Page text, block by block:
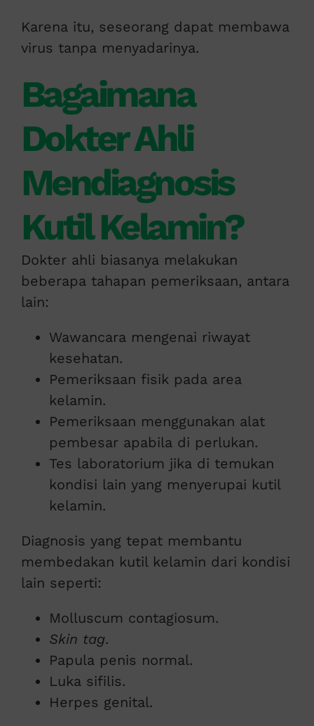
Karena itu, seseorang dapat membawa
virus tanpa menyadarinya.
Bagaimana
Dokter Ahli
Mendiagnosis
Kutil Kelamin?
Dokter ahli biasanya melakukan
beberapa tahapan pemeriksaan, antara
lain:
Wawancara mengenai riwayat
kesehatan.
Pemeriksaan fisik pada area
kelamin.
Pemeriksaan menggunakan alat
pembesar apabila di perlukan.
Tes laboratorium jika di temukan
kondisi lain yang menyerupai kutil
kelamin.
Diagnosis yang tepat membantu
membedakan kutil kelamin dari kondisi
lain seperti:
Molluscum contagiosum.
Skin tag.
Papula penis normal.
Luka sifilis.
Herpes genital.